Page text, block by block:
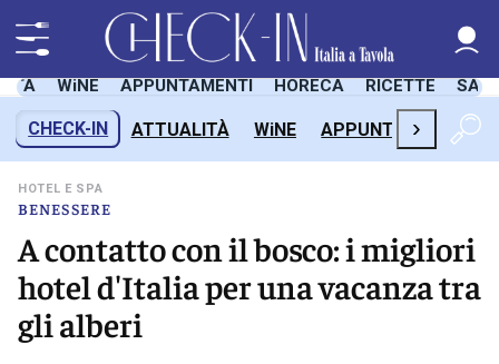
WiNE APPUNTAMENTI HORECA RICETTE
CHECK-IN ATTUALITÀ WiNE APPUNTAMENTI
›
BENESSERE
HOTEL E SPA
A contatto con il bosco: i migliori
hotel d'Italia per una vacanza tra
gli alberi